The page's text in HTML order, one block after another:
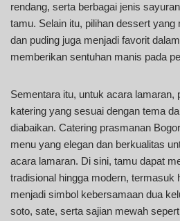
rendang, serta berbagai jenis
tamu. Selain itu, pilihan dessert yang
dan puding juga menjadi favorit
memberikan sentuhan manis pada
Sementara itu, untuk acara lamaran,
katering yang sesuai dengan tema
diabaikan. Catering prasmanan
menu yang elegan dan berkualitas
acara lamaran. Di sini, tamu dapat
tradisional hingga modern, termasuk
menjadi simbol kebersamaan dua
soto, sate, serta sajian mewah